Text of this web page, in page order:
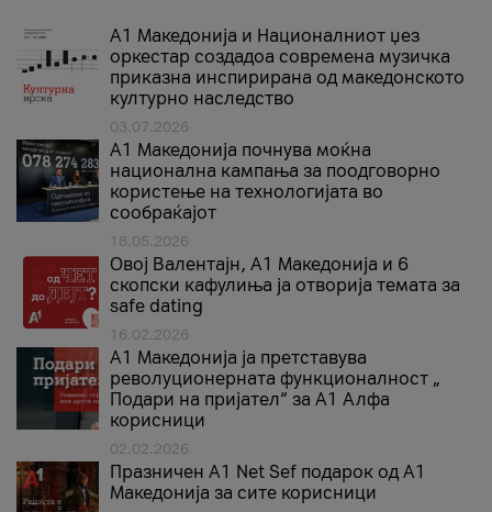
А1 Македонија и Националниот џез
оркестар создадоа современа музичка
приказна инспирирана од македонското
културно наследство
03.07.2026
A1 Македонија почнува моќна
национална кампања за поодговорно
користење на технологијата во
сообраќајот
18.05.2026
Овој Валентајн, A1 Македонија и 6
скопски кафулиња ја отворија темата за
safe dating
16.02.2026
А1 Македонија ја претставува
револуционерната функционалност „
Подари на пријател“ за А1 Алфа
корисници
02.02.2026
Празничен A1 Net Sеf подарок од А1
Македонија за сите корисници